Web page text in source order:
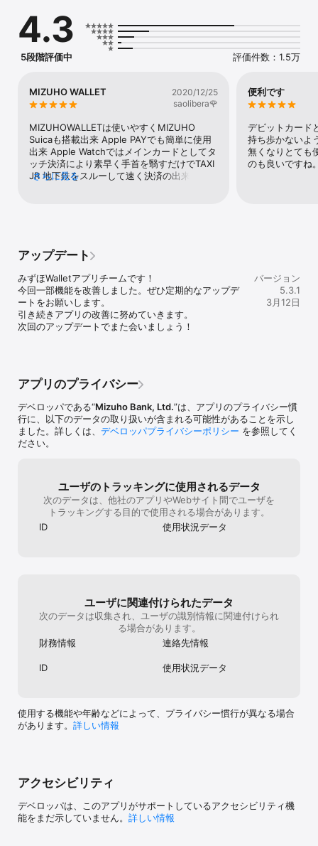
Smart Debit）、クレジット（みずほ楽天カード・楽天カード、みず
ほマイレージクラブカード／THE POINT）、J-Coin Payといった、
さまざまな支払方法がご利用いただけます。
また、Mizuho Suica、デビット（Smart Debit）なら、みずほ銀行
の口座があれば、すぐにご利用いたけます。
②口座の残高を確認しながら使える
チャージやお支払履歴を始め、口座の残高が確認できます。
■ご利用いただける方
【Mizuho Suica】
日本国内在住で満13歳以上、みずほ銀行に普通預金口座をお持ちの
個人のお客さま
【クレジット（みずほ楽天カード・楽天カード、みずほマイレージ
クラブカード／THE POINT）】
日本国内在住で満18歳以上（高校生を除く）、みずほ銀行に普通預
金口座をお持ちの個人のお客さま
【J-Coin Pay】
日本国内在住で個人のお客さま
す。
なお、Mizuho Suica、Smart Debitの発行は、別途みずほダイレク
トの契約が必要です。
【Mizuho Suica】
みずほWalletアプリをダウンロード後、口座情報を登録し、アプリ
内にバーチャルのMizuho Suicaを発行。発行したMizuho Suicaに
※Mizuho Suicaの発行会社は東日本旅客鉄道㈱です。
※チャージ（入金）限度額：20,000円
【デビット（みずほJCBデビット、Smart Debit）】
Touch IDで認証後、iPhoneやApple Watchをかざすだけで口座直結
のデビット払いができます。
【クレジット（みずほ楽天カード・楽天カード、みずほマイレージ
クラブカード／THE POINT】
ド・楽天カードまたはみずほマイレージクラブカード／THE POINT
Touch IDで認証後、iPhoneやApple Watchをかざすだけでお支払い
ができます。
全国のJ-Coinマークのあるお店でQRコードでお支払いができます。
■ご利用可能時間
4.3
5段階評価中 評価件数：1.5万
MIZUHO WALLET
2020/12/25
saolibera🌹
MIZUHOWALLETは使いやすくMIZUHO
Suicaも搭載出来 Apple PAYでも簡単に使用
出来 Apple Watchではメインカードとしてタ
ッチ決済により素早く手首を翳すだけでTAXI
JR 地下鉄をスルーして速く決済の出来る最も
利便性に富んだ私の1番のキャッスレスアプリ
です 何よりMIZUHO Debitを使えばキャッシ
ュバック頂けるのも嬉しい♡ Saori
さらに見る
便利です
デビットカード
持ち歩かないよ
無くなりとても
のも良いですね
アップデート
みずほWalletアプリチームです！
今回一部機能を改善しました。ぜひ定期的なアップデ
ートをお願いします。
引き続きアプリの改善に努めていきます。
次回のアップデートでまた会いましょう！
バージョン
5.3.1
3月12日
アプリのプライバシー
デベロッパである“Mizuho Bank, Ltd.”は、アプリのプライバシー慣
行に、以下のデータの取り扱いが含まれる可能性があることを示し
ました。詳しくは、 デベロッパプライバシーポリシー を参照してく
ださい。
ユーザのトラッキングに使用されるデータ
次のデータは、他社のアプリやWebサイト間でユーザを
トラッキングする目的で使用される場合があります。
ID
使用状況データ
ユーザに関連付けられたデータ
次のデータは収集され、ユーザの識別情報に関連付けられ
る場合があります。
財務情報
連絡先情報
ID 使用状況データ
使用する機能や年齢などによって、プライバシー慣行が異なる場合
があります。 詳しい情報
アクセシビリティ
デベロッパは、このアプリがサポートしているアクセシビリティ機
能をまだ示していません。 詳しい情報